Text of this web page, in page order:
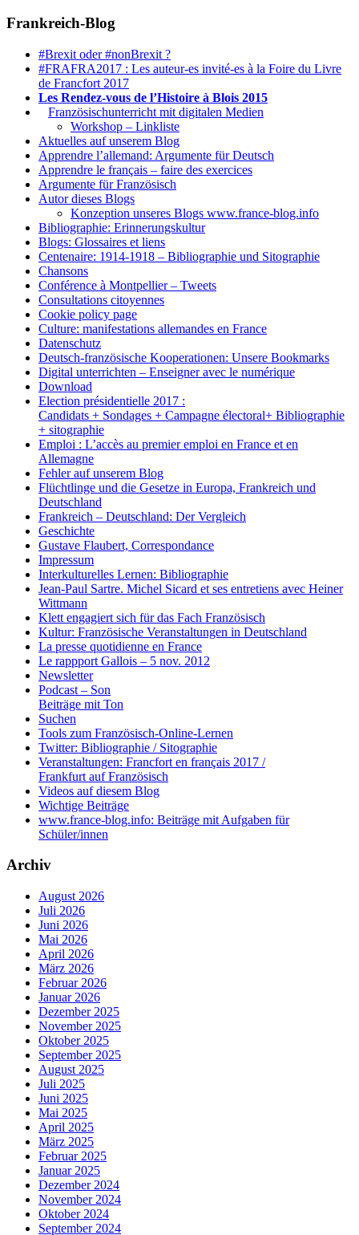
Frankreich-Blog
#Brexit oder #nonBrexit ?
#FRAFRA2017 : Les auteur-es invité-es à la Foire du Livre
de Francfort 2017
Les Rendez-vous de l’Histoire à Blois 2015
Französischunterricht mit digitalen Medien
Workshop – Linkliste
Aktuelles auf unserem Blog
Apprendre l’allemand: Argumente für Deutsch
Apprendre le français – faire des exercices
Argumente für Französisch
Autor dieses Blogs
Konzeption unseres Blogs www.france-blog.info
Bibliographie: Erinnerungskultur
Blogs: Glossaires et liens
Centenaire: 1914-1918 – Bibliographie und Sitographie
Chansons
Conférence à Montpellier – Tweets
Consultations citoyennes
Cookie policy page
Culture: manifestations allemandes en France
Datenschutz
Deutsch-französische Kooperationen: Unsere Bookmarks
Digital unterrichten – Enseigner avec le numérique
Download
Election présidentielle 2017 :
Candidats + Sondages + Campagne électoral+ Bibliographie
+ sitographie
Emploi : L’accès au premier emploi en France et en
Allemagne
Fehler auf unserem Blog
Flüchtlinge und die Gesetze in Europa, Frankreich und
Deutschland
Frankreich – Deutschland: Der Vergleich
Geschichte
Gustave Flaubert, Correspondance
Impressum
Interkulturelles Lernen: Bibliographie
Jean-Paul Sartre. Michel Sicard et ses entretiens avec Heiner
Wittmann
Klett engagiert sich für das Fach Französisch
Kultur: Französische Veranstaltungen in Deutschland
La presse quotidienne en France
Le rappport Gallois – 5 nov. 2012
Newsletter
Podcast – Son
Beiträge mit Ton
Suchen
Tools zum Französisch-Online-Lernen
Twitter: Bibliographie / Sitographie
Veranstaltungen: Francfort en français 2017 /
Frankfurt auf Französisch
Videos auf diesem Blog
Wichtige Beiträge
www.france-blog.info: Beiträge mit Aufgaben für
Schüler/innen
Archiv
August 2026
Juli 2026
Juni 2026
Mai 2026
April 2026
März 2026
Februar 2026
Januar 2026
Dezember 2025
November 2025
Oktober 2025
September 2025
August 2025
Juli 2025
Juni 2025
Mai 2025
April 2025
März 2025
Februar 2025
Januar 2025
Dezember 2024
November 2024
Oktober 2024
September 2024